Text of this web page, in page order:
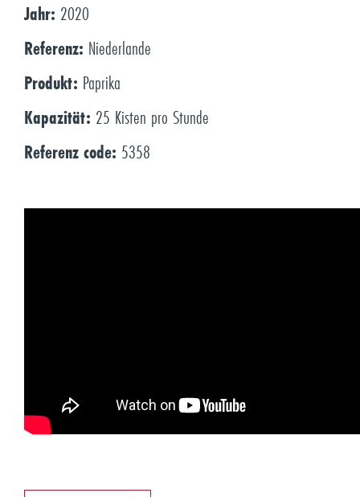
Jahr: 2020
Referenz: Niederlande
Produkt: Paprika
Kapazität: 25 Kisten pro Stunde
Referenz code: 5358